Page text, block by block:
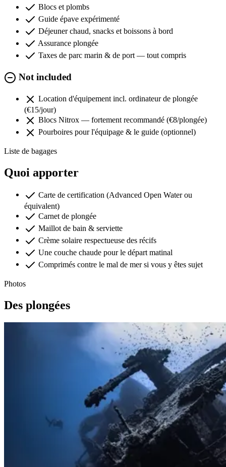
Blocs et plombs
Guide épave expérimenté
Déjeuner chaud, snacks et boissons à bord
Assurance plongée
Taxes de parc marin & de port — tout compris
Not included
Location d'équipement incl. ordinateur de plongée
(€15/jour)
Blocs Nitrox — fortement recommandé (€8/plongée)
Pourboires pour l'équipage & le guide (optionnel)
Liste de bagages
Quoi apporter
Carte de certification (Advanced Open Water ou
équivalent)
Carnet de plongée
Maillot de bain & serviette
Crème solaire respectueuse des récifs
Une couche chaude pour le départ matinal
Comprimés contre le mal de mer si vous y êtes sujet
Photos
Des plongées